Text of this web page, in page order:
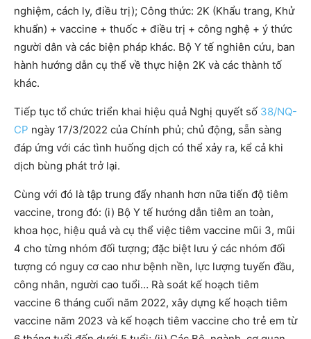
nghiệm, cách ly, điều trị); Công thức: 2K (Khẩu trang, Khử
khuẩn) + vaccine + thuốc + điều trị + công nghệ + ý thức
người dân và các biện pháp khác. Bộ Y tế nghiên cứu, ban
hành hướng dẫn cụ thể về thực hiện 2K và các thành tố
khác.
Tiếp tục tổ chức triển khai hiệu quả Nghị quyết số 38/NQ-
CP ngày 17/3/2022 của Chính phủ; chủ động, sẵn sàng
đáp ứng với các tình huống dịch có thể xảy ra, kể cả khi
dịch bùng phát trở lại.
Cùng với đó là tập trung đẩy nhanh hơn nữa tiến độ tiêm
vaccine, trong đó: (i) Bộ Y tế hướng dẫn tiêm an toàn,
khoa học, hiệu quả và cụ thể việc tiêm vaccine mũi 3, mũi
4 cho từng nhóm đối tượng; đặc biệt lưu ý các nhóm đối
tượng có nguy cơ cao như bệnh nền, lực lượng tuyến đầu,
công nhân, người cao tuổi… Rà soát kế hoạch tiêm
vaccine 6 tháng cuối năm 2022, xây dựng kế hoạch tiêm
vaccine năm 2023 và kế hoạch tiêm vaccine cho trẻ em từ